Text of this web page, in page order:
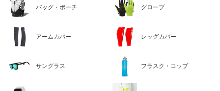
バッグ・ポーチ グローブ
アームカバー レッグカバー
サングラス フラスク・コップ